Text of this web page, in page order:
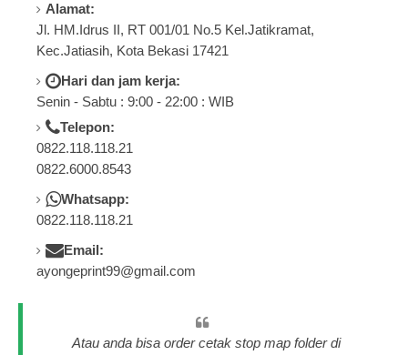
Alamat:
Jl. HM.Idrus II, RT 001/01 No.5 Kel.Jatikramat,
Kec.Jatiasih, Kota Bekasi 17421
Hari dan jam kerja:
Senin - Sabtu : 9:00 - 22:00 : WIB
Telepon:
0822.118.118.21
0822.6000.8543
Whatsapp:
0822.118.118.21
Email:
ayongeprint99@gmail.com
Atau anda bisa order cetak stop map folder di